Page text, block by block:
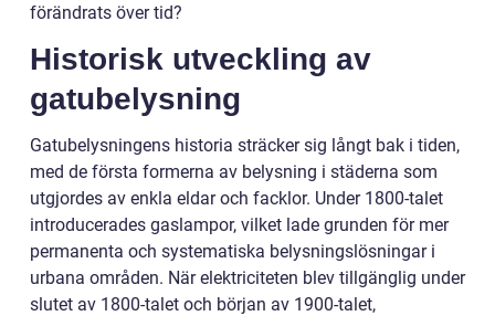
förändrats över tid?
Historisk utveckling av
gatubelysning
Gatubelysningens historia sträcker sig långt bak i tiden,
med de första formerna av belysning i städerna som
utgjordes av enkla eldar och facklor. Under 1800-talet
introducerades gaslampor, vilket lade grunden för mer
permanenta och systematiska belysningslösningar i
urbana områden. När elektriciteten blev tillgänglig under
slutet av 1800-talet och början av 1900-talet,